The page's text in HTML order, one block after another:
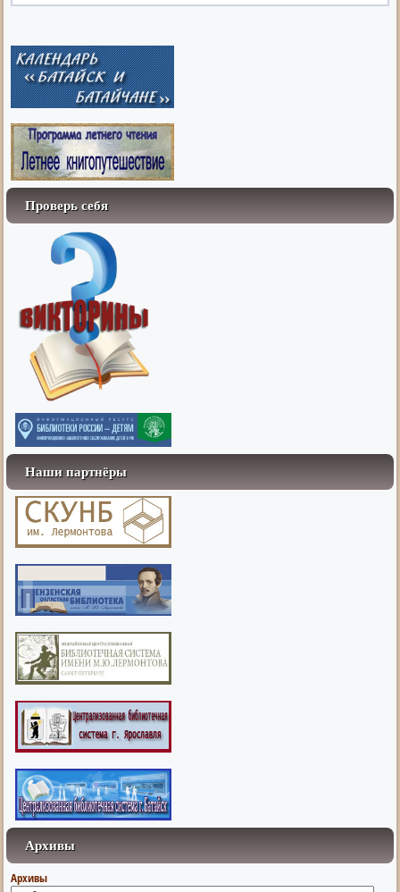
Проверь себя
Наши партнёры
Архивы
Архивы